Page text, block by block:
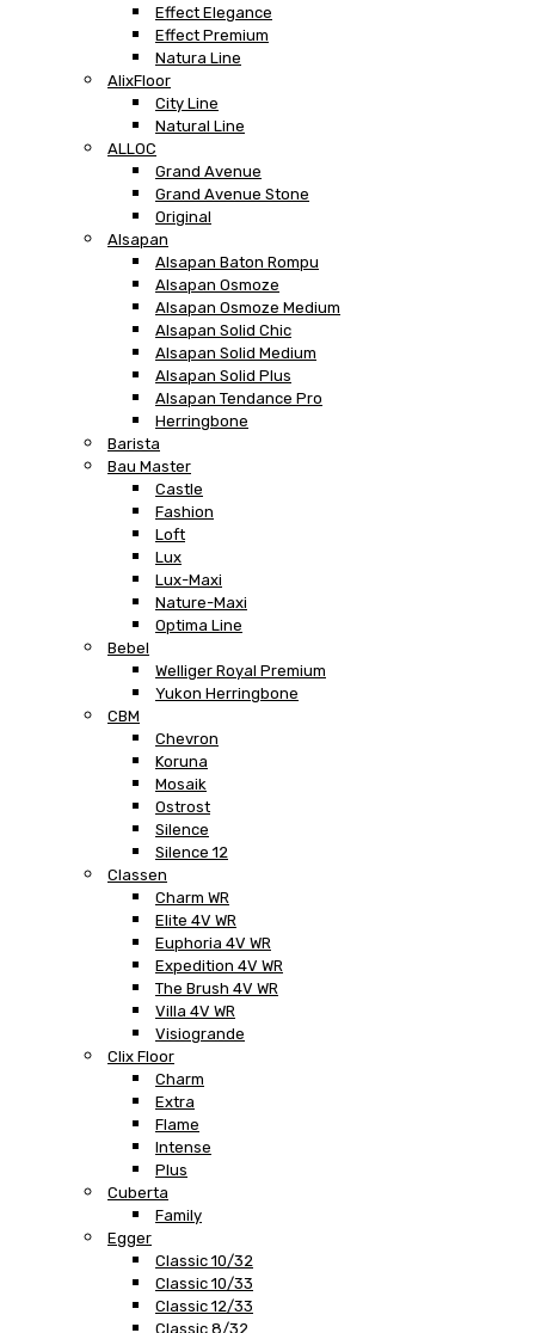
Effect Elegance
Effect Premium
Natura Line
AlixFloor
City Line
Natural Line
ALLOC
Grand Avenue
Grand Avenue Stone
Original
Alsapan
Alsapan Baton Rompu
Alsapan Osmoze
Alsapan Osmoze Medium
Alsapan Solid Chic
Alsapan Solid Medium
Alsapan Solid Plus
Alsapan Tendance Pro
Herringbone
Barista
Bau Master
Castle
Fashion
Loft
Lux
Lux-Maxi
Nature-Maxi
Optima Line
Bebel
Welliger Royal Premium
Yukon Herringbone
CBM
Chevron
Koruna
Mosaik
Ostrost
Silence
Silence 12
Classen
Charm WR
Elite 4V WR
Euphoria 4V WR
Expedition 4V WR
The Brush 4V WR
Villa 4V WR
Visiogrande
Clix Floor
Charm
Extra
Flame
Intense
Plus
Cuberta
Family
Egger
Classic 10/32
Classic 10/33
Classic 12/33
Classic 8/32